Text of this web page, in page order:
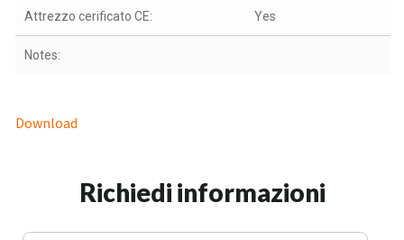
Attrezzo cerificato CE: Yes
Notes:
Download
Richiedi informazioni